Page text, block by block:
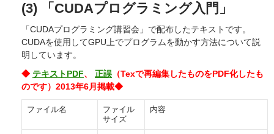
(3) 「CUDAプログラミング入門」
「CUDAプログラミング講習会」で配布したテキストです。
CUDAを使用してGPU上でプログラムを動かす方法について説
明しています。
◆ テキストPDF、 正誤 （Texで再編集したものをPDF化したも
のです）2013年6月掲載◆
ファイル名
ファイル
サイズ
内容